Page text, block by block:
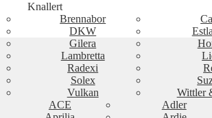
Knallert
Brennabor
DKW
Gilera
Lambretta
Radexi
Solex
Vulkan Wittler
ACE
Adler